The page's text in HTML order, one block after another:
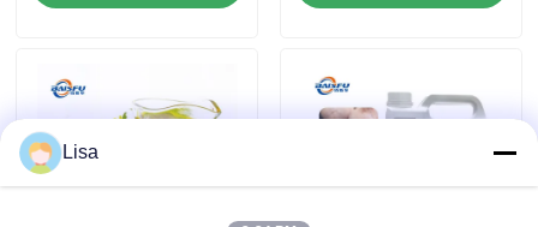
Nieuws
Lisa